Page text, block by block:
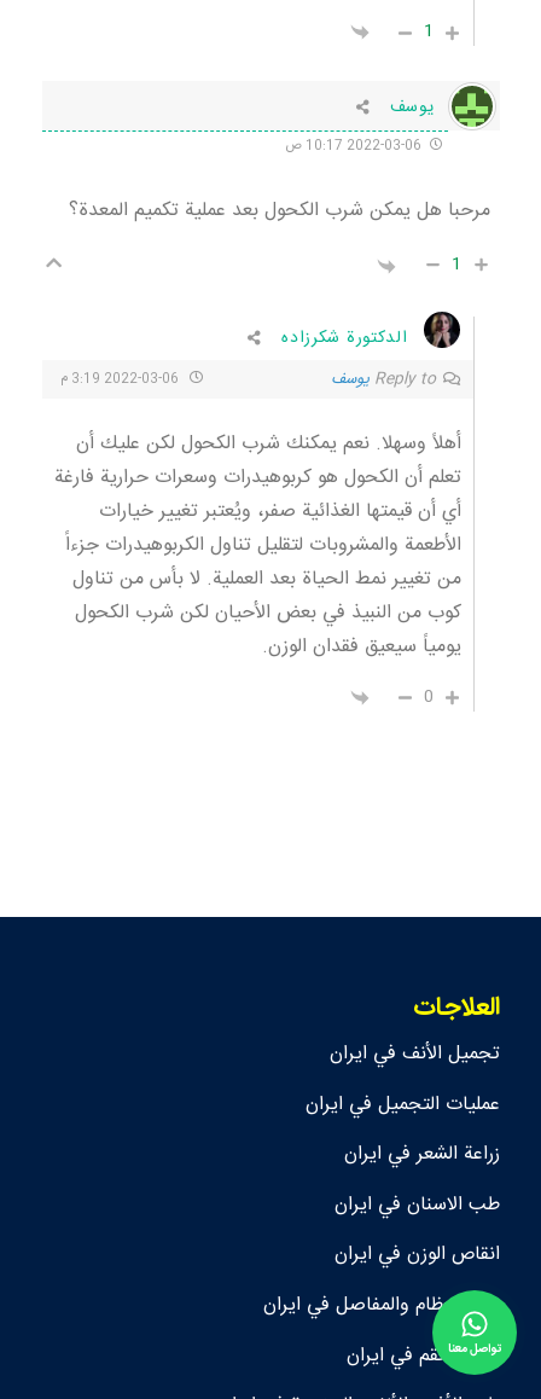
1
يوسف
مرحبا هل يمكن شرب الكحول بعد عملية تكميم المعدة؟
1
الدكتورة شكرزاده
Reply to يوسف
أهلاً وسهلا. نعم يمكنك شرب الكحول لكن عليك أن
تعلم أن الكحول هو كربوهيدرات وسعرات حرارية فارغة
أي أن قيمتها الغذائية صفر، ويُعتبر تغيير خيارات
الأطعمة والمشروبات لتقليل تناول الكربوهيدرات جزءاً
من تغيير نمط الحياة بعد العملية. لا بأس من تناول
كوب من النبيذ في بعض الأحيان لكن شرب الكحول
يومياً سيعيق فقدان الوزن.
0
العلاجات
تجمیل الأنف في ايران
عمليات التجميل في ايران
زراعة الشعر في ايران
طب الاسنان في ايران
انقاص الوزن في ايران
طب العظام والمفاصل في ايران
علاج العقم في ايران
تواصل معنا